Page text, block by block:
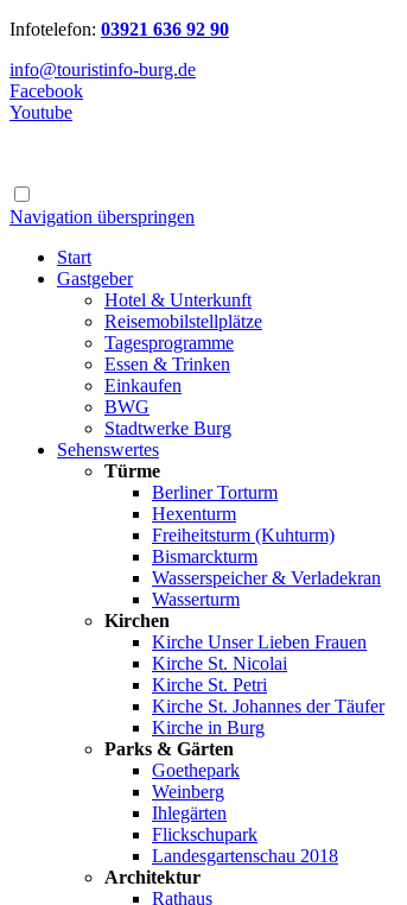
Infotelefon: 03921 636 92 90
info@touristinfo-burg.de
Facebook
Youtube
Navigation überspringen
Start
Gastgeber
Hotel & Unterkunft
Reisemobilstellplätze
Tagesprogramme
Essen & Trinken
Einkaufen
BWG
Stadtwerke Burg
Sehenswertes
Türme
Berliner Torturm
Hexenturm
Freiheitsturm (Kuhturm)
Bismarckturm
Wasserspeicher & Verladekran
Wasserturm
Kirchen
Kirche Unser Lieben Frauen
Kirche St. Nicolai
Kirche St. Petri
Kirche St. Johannes der Täufer
Kirche in Burg
Parks & Gärten
Goethepark
Weinberg
Ihlegärten
Flickschupark
Landesgartenschau 2018
Architektur
Rathaus